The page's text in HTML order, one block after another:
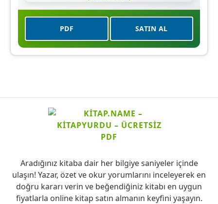
PDF SATIN AL
Aradığınız kitaba dair her bilgiye saniyeler içinde
ulaşın! Yazar, özet ve okur yorumlarını inceleyerek en
doğru kararı verin ve beğendiğiniz kitabı en uygun
fiyatlarla online kitap satın almanın keyfini yaşayın.